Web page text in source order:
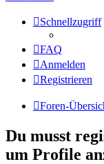
Schnellzugriff
FAQ
Anmelden
Registrieren
Foren-
Du musst
um Profile